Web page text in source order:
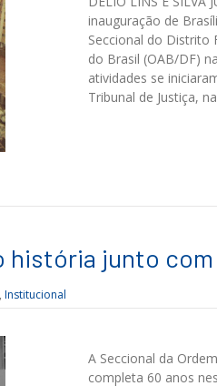
inauguração de
Seccional do Distrito
do Brasil (OAB/DF)
atividades se
Tribunal de Justiça,
história junto com
, Institucional
A Seccional da
completa 60 anos